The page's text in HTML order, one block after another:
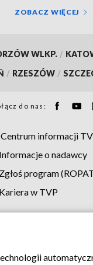
ZOBACZ WIĘCEJ
WLKP. /
/ RZESZÓW /
do nas:
Centrum informacji
Informacje o nadawcy
Zgłoś program
Kariera w TVP
Moje zgody